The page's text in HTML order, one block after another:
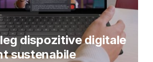
dispozitive digitale
sustenabile